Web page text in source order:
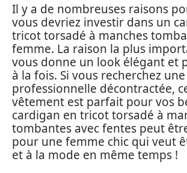
Il y a de nombreuses raisons
vous devriez investir dans un
tricot torsadé à manches
femme. La raison la plus
vous donne un look élégant et
à la fois. Si vous recherchez
professionnelle décontractée,
vêtement est parfait pour vos
cardigan en tricot torsadé à
tombantes avec fentes peut
pour une femme chic qui veut
et à la mode en même temps !